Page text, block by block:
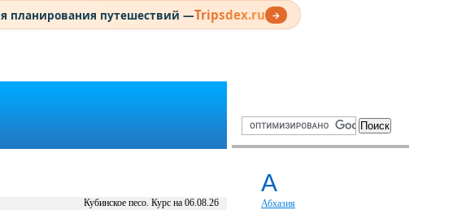
планирования путешествий —Tripsdex.ru →
Кубинское песо. Курс на 06.08.26
А
Абхазия